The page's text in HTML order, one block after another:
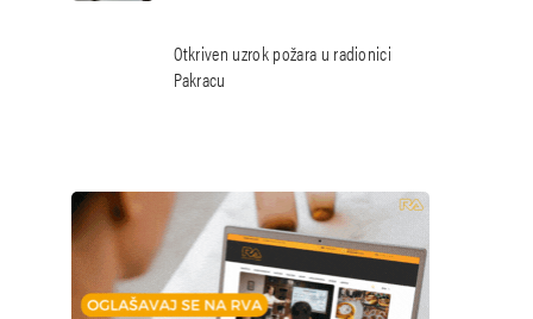
Otkriven uzrok požara u radionici
Pakracu